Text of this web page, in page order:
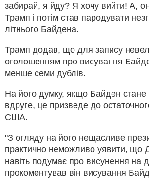
забирай, я йду? Я хочу вийти! А,
Трамп і потім став пародувати
літнього Байдена.
Трамп додав, що для запису
оголошенням про висування
менше семи дублів.
На його думку, якщо Байден стане
вдруге, це призведе до
США.
"З огляду на його нещасливе
практично неможливо уявити, що
навіть подумає про висунення на
прокоментував він висування